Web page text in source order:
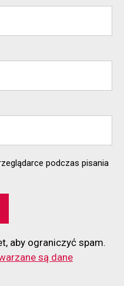
podczas pisania
aby ograniczyć spam.
są dane